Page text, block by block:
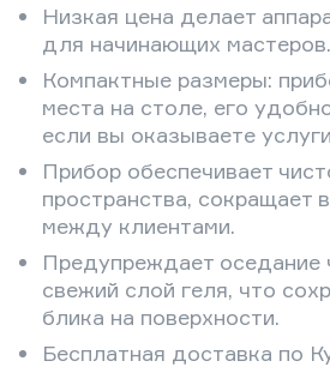
Низкая цена делает
для начинающих мастеров.
Компактные размеры:
места на столе, его
если вы оказываете
Прибор обеспечивает
пространства, сокращает
между клиентами.
Предупреждает оседание
свежий слой геля, что
блика на поверхности.
Бесплатная доставка по